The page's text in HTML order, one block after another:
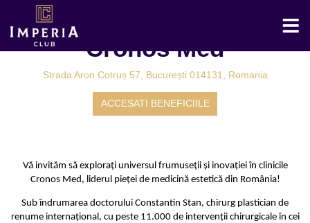
Cronos Med
Strada Aron Cotruș 57, București 014131, Romania
ACCESATI BENEFICIILE
Vă invităm să explorați universul frumuseții și inovației în clinicile
Cronos Med, liderul pieței de medicină estetică din România!
Sub îndrumarea doctorului Constantin Stan, chirurg plastician de
renume internațional, cu peste 11.000 de intervenții chirurgicale în cei